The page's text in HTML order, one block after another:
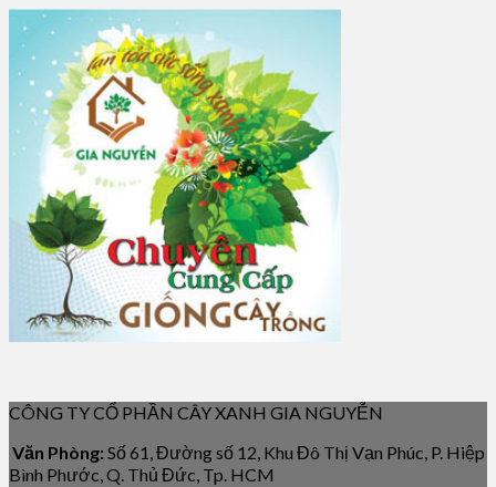
CÔNG TY CỔ PHẦN CÂY XANH GIA NGUYỄN
Văn Phòng: Số 61, Đường số 12, Khu Đô Thị Vạn Phúc, P. Hiệp
Bình Phước, Q. Thủ Đức, Tp. HCM